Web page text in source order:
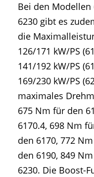
Bei den Modellen
6230 gibt es
die
126/171 kW/PS
141/192 kW/PS
169/230 kW/PS
maximales
675 Nm für den
6170.4, 698 Nm
den 6170, 772
den 6190, 849
6230. Die Boost-